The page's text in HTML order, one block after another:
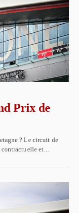
Prix de
? Le circuit de
et…